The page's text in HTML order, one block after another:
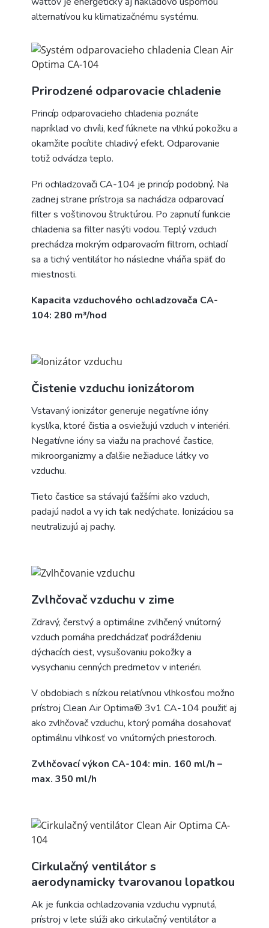
alternatívou ku klimatizačnému systému.
Prirodzené odparovacie chladenie
Princíp odparovacieho chladenia poznáte
napríklad vo chvíli, keď fúknete na vlhkú pokožku a
okamžite pocítite chladivý efekt. Odparovanie
totiž odvádza teplo.
Pri ochladzovači CA-104 je princíp podobný. Na
zadnej strane prístroja sa nachádza odparovací
filter s voštinovou štruktúrou. Po zapnutí funkcie
chladenia sa filter nasýti vodou. Teplý vzduch
prechádza mokrým odparovacím filtrom, ochladí
sa a tichý ventilátor ho následne vháňa späť do
miestnosti.
Kapacita vzduchového ochladzovača CA-
104: 280 m³/hod
Čistenie vzduchu ionizátorom
Vstavaný ionizátor generuje negatívne ióny
kyslíka, ktoré čistia a osviežujú vzduch v interiéri.
Negatívne ióny sa viažu na prachové častice,
mikroorganizmy a ďalšie nežiaduce látky vo
vzduchu.
Tieto častice sa stávajú ťažšími ako vzduch,
padajú nadol a vy ich tak nedýchate. Ionizáciou sa
neutralizujú aj pachy.
Zvlhčovač vzduchu v zime
Zdravý, čerstvý a optimálne zvlhčený vnútorný
vzduch pomáha predchádzať podráždeniu
dýchacích ciest, vysušovaniu pokožky a
vysychaniu cenných predmetov v interiéri.
V obdobiach s nízkou relatívnou vlhkosťou možno
prístroj Clean Air Optima® 3v1 CA-104 použiť aj
ako zvlhčovač vzduchu, ktorý pomáha dosahovať
optimálnu vlhkosť vo vnútorných priestoroch.
Zvlhčovací výkon CA-104: min. 160 ml/h –
max. 350 ml/h
Cirkulačný ventilátor s
aerodynamicky tvarovanou lopatkou
Ak je funkcia ochladzovania vzduchu vypnutá,
prístroj v lete slúži ako cirkulačný ventilátor a